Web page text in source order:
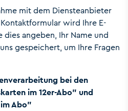
mit dem Diensteanbieter
wird Ihre E-
dies angeben, Ihr Name und
gespeichert, um Ihre Fragen
bei den
im 12er-Abo" und
Abo"